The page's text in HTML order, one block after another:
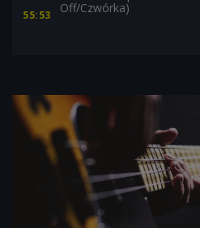
55:53
Off/Czwórka)